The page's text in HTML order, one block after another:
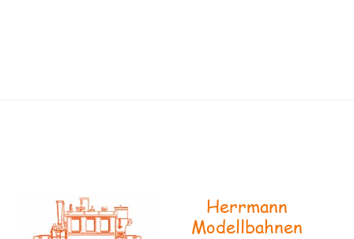
Herrmann
Modellbahnen